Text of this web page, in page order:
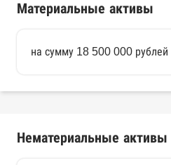
Материальные активы
на сумму 18 500 000 рублей
Нематериальные активы